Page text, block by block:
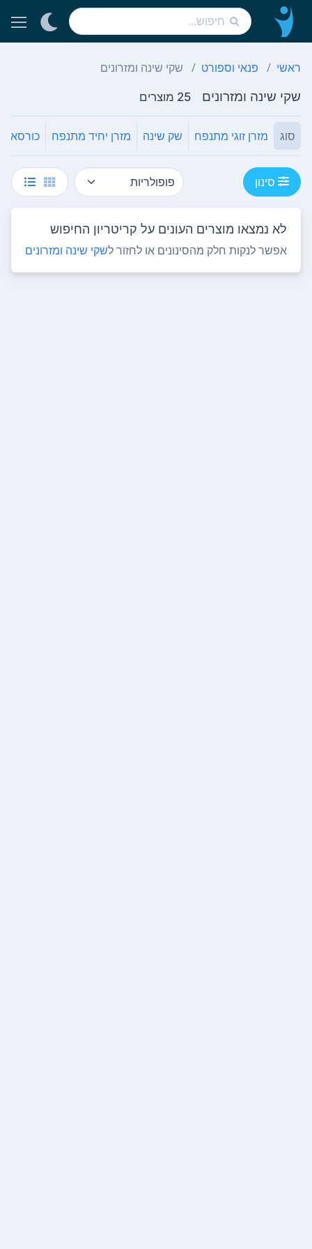
ראשי פנאי וספורט שקי שינה ומזרונים
שקי שינה ומזרונים 25 מוצרים
סוג מזרן זוגי מתנפח שק שינה מזרן יחיד מתנפח כורסא/
סינון
לא נמצאו מוצרים העונים על קריטריון החיפוש
אפשר לנקות חלק מהסינונים או לחזור לשקי שינה ומזרונים